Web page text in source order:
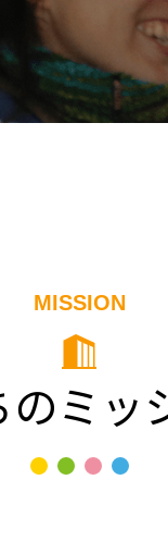
MISSION
ミッ